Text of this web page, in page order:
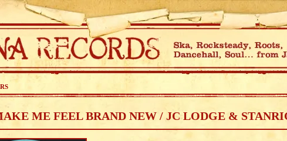
ME FEEL BRAND NEW / JC LODGE &